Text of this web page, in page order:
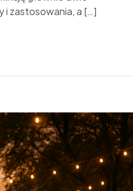
i zastosowania, a […]